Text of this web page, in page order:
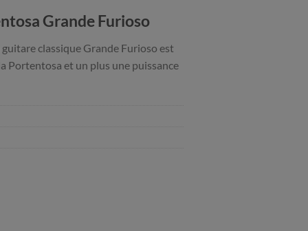
Grande Furioso
classique Grande Furioso est
Portentosa et un plus une puissance